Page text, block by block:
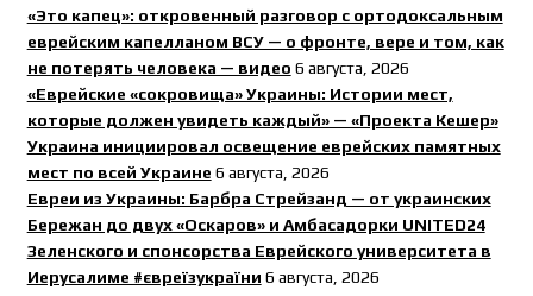
«Это капец»: откровенный разговор с ортодоксальным
еврейским капелланом ВСУ — о фронте, вере и том, как
не потерять человека — видео 6 августа, 2026
«Еврейские «сокровища» Украины: Истории мест,
которые должен увидеть каждый» — «Проекта Кешер»
Украина инициировал освещение еврейских памятных
мест по всей Украине 6 августа, 2026
Евреи из Украины: Барбра Стрейзанд — от украинских
Бережан до двух «Оскаров» и Амбасадорки UNITED24
Зеленского и спонсорства Еврейского университета в
Иерусалиме #євреїзукраїни 6 августа, 2026